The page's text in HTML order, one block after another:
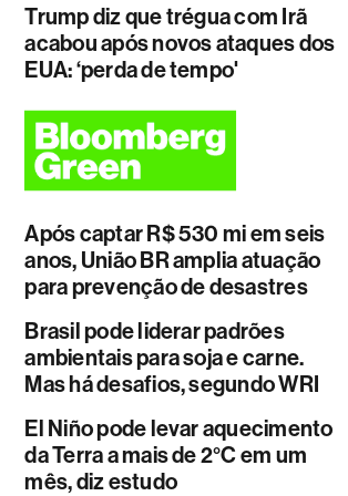
Trump diz que trégua com Irã
acabou após novos ataques dos
EUA: ‘perda de tempo'
Após captar R$ 530 mi em seis
anos, União BR amplia atuação
para prevenção de desastres
Brasil pode liderar padrões
ambientais para soja e carne.
Mas há desafios, segundo WRI
El Niño pode levar aquecimento
da Terra a mais de 2°C em um
mês, diz estudo